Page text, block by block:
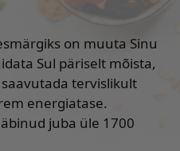
on muuta Sinu
Sul päriselt mõista,
tervislikult
energiatase.
juba üle 1700